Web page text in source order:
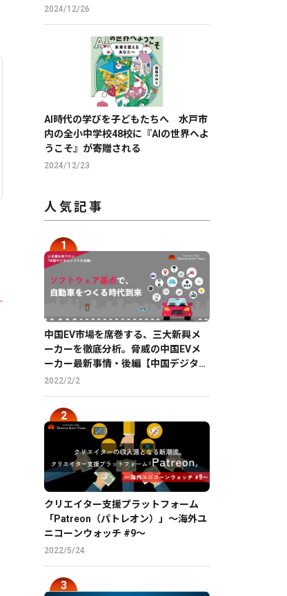
帳票の読取りを実現
2024/12/26
AI時代の学びを子どもたちへ 水戸市
内の全小中学校48校に『AIの世界へよ
うこそ』が寄贈される
2024/12/23
人気記事
中国EV市場を席巻する、三大新興メ
ーカーを徹底分析。脅威の中国EVメ
ーカー最新事情・後編【中国デジタル
企業最前線】
2022/2/2
クリエイター支援プラットフォーム
「Patreon（パトレオン）」〜海外ユ
ニコーンウォッチ #9〜
2022/5/24